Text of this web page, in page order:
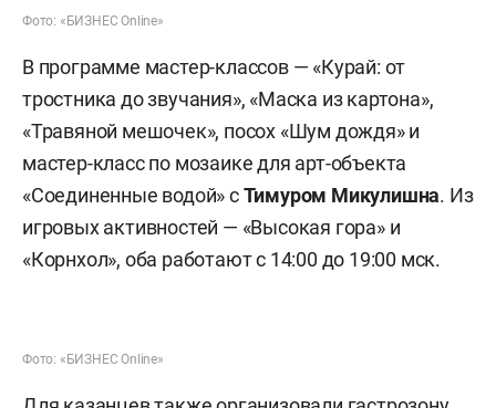
Shura Lee (Татарстан), Мордвин (Мордовия),
SolarStation (Башкортостан), «дом номер
семнадцать» (Марий Эл), KAMILLUNA
(Татарстан), Мусо Ани (Удмуртия) и Мелекесс
(Санкт-Петербург). Хедлайнером станет группа
«Элли на маковом поле» из Волгоградской
области — ее выход запланирован на 20:10 мск.